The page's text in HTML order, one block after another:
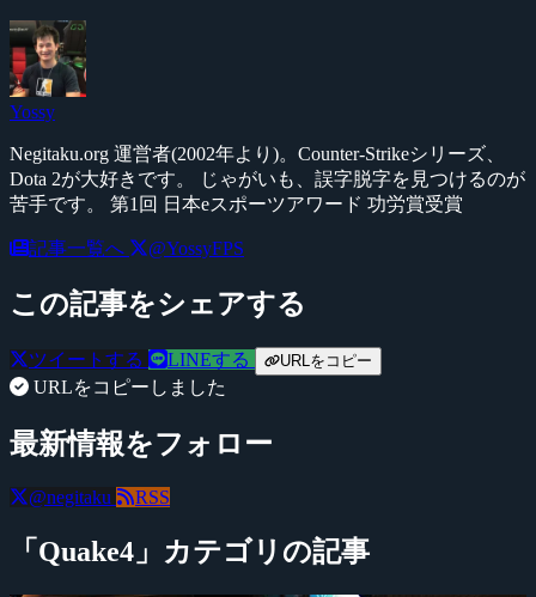
Yossy
Negitaku.org 運営者(2002年より)。Counter-Strikeシリーズ、
Dota 2が大好きです。 じゃがいも、誤字脱字を見つけるのが
苦手です。 第1回 日本eスポーツアワード 功労賞受賞
記事一覧へ @YossyFPS
この記事をシェアする
ツイートする LINEする URLをコピー
URLをコピーしました
最新情報をフォロー
@negitaku RSS
「Quake4」カテゴリの記事